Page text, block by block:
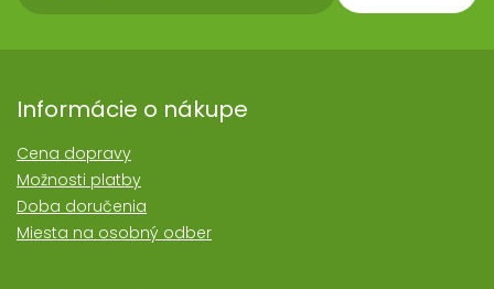
Informácie o nákupe
Cena dopravy
Možnosti platby
Doba doručenia
Miesta na osobný odber